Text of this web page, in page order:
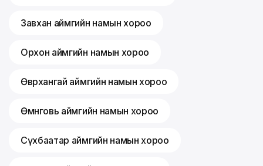
Завхан аймгийн намын хороо
Орхон аймгийн намын хороо
Өвөрхангай аймгийн намын хороо
Өмнөговь аймгийн намын хороо
Сүхбаатар аймгийн намын хороо